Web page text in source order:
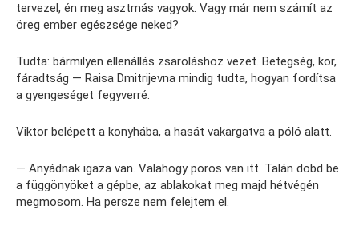
tervezel, én meg asztmás vagyok. Vagy már nem számít az
öreg ember egészsége neked?
Tudta: bármilyen ellenállás zsaroláshoz vezet. Betegség, kor,
fáradtság — Raisa Dmitrijevna mindig tudta, hogyan fordítsa
a gyengeséget fegyverré.
Viktor belépett a konyhába, a hasát vakargatva a póló alatt.
— Anyádnak igaza van. Valahogy poros van itt. Talán dobd be
a függönyöket a gépbe, az ablakokat meg majd hétvégén
megmosom. Ha persze nem felejtem el.